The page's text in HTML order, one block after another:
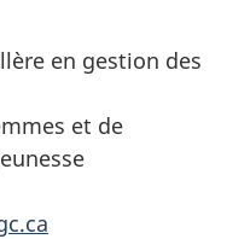
en gestion des
et de